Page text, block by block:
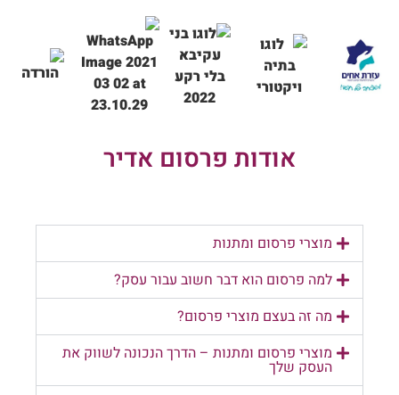
אודות פרסום אדיר
מוצרי פרסום ומתנות
למה פרסום הוא דבר חשוב עבור עסק?
מה זה בעצם מוצרי פרסום?
מוצרי פרסום ומתנות – הדרך הנכונה לשווק את
העסק שלך